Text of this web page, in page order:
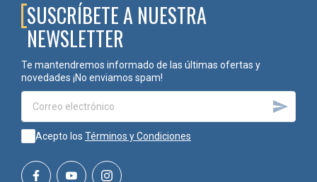
SUSCRÍBETE A NUESTRA
NEWSLETTER
Te mantendremos informado de las últimas ofertas y
novedades ¡No enviamos spam!

Acepto los Términos y Condiciones